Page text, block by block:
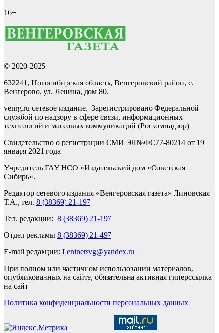
16+
© 2020-2025
632241, Новосибирская область, Венгеровский район, с.
Венгерово, ул. Ленина, дом 80.
venrg.ru сетевое издание. Зарегистрировано Федеральной
службой по надзору в сфере связи, информационных
технологий и массовых коммуникаций (Роскомнадзор)
Свидетельство о регистрации СМИ ЭЛ№ФС77-80214 от 19
января 2021 года
Учредитель ГАУ НСО «Издательский дом «Советская
Сибирь».
Редактор сетевого издания «Венгеровская газета» Линовская
Т.А., тел. 8 (38369) 21-197
Тел. редакции: 8 (38369) 21-197
Отдел рекламы 8 (38369) 21-497
E-mail редакции: Leninetsvg@yandex.ru
При полном или частичном использовании материалов,
опубликованных на сайте, обязательна активная гиперссылка
на сайт
Политика конфиденциальности персональных данных